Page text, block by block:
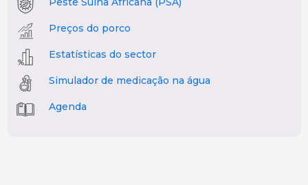
Preços do porco
Estatísticas do sector
Simulador de medicação na água
Agenda